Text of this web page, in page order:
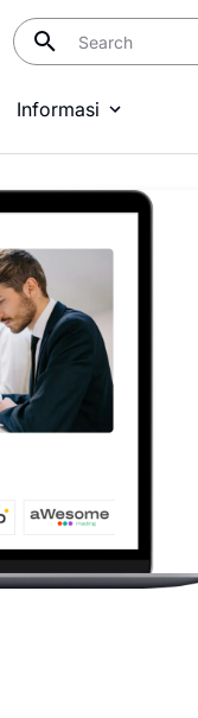
Informasi